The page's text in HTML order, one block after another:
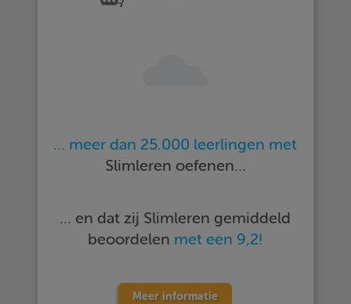
… meer dan 25.000 leerlingen met
Slimleren oefenen…
… en dat zij Slimleren gemiddeld
beoordelen met een 9,2!
Meer informatie